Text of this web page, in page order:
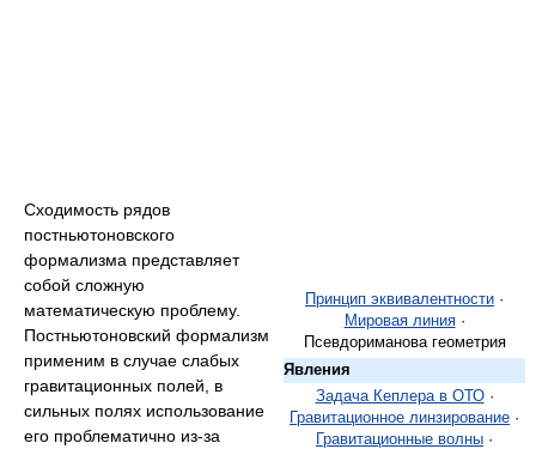
Принцип эквивалентности ·
Мировая линия·
Псевдориманова геометрия
Явления
Задача Кеплера в ОТО·
Гравитационное линзирование ·
Гравитационные волны ·
Сходимость рядов
постньютоновского
формализма представляет
собой сложную
математическую проблему.
Постньютоновский формализм
применим в случае слабых
гравитационных полей, в
сильных полях использование
его проблематично из-за